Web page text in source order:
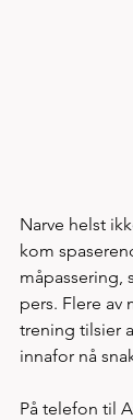
Narve helst
kom
måpassering,
pers. Flere av
trening tilsier
innafor nå
På telefon til